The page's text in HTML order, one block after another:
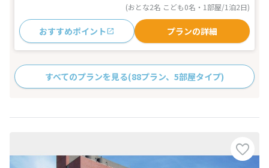
(おとな2名 こども0名・1部屋/1泊2日)
おすすめポイント プランの詳細
すべてのプランを見る(88プラン、5部屋タイプ)